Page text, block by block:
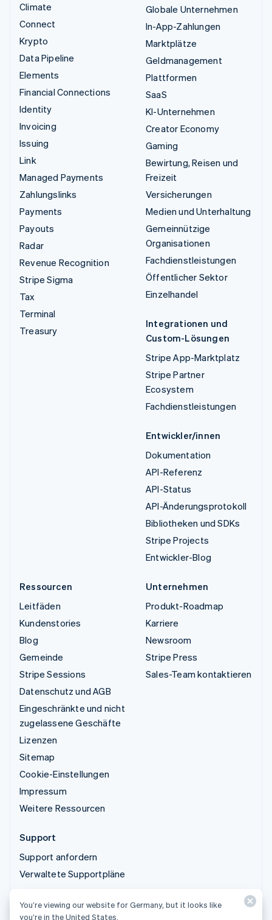
Climate
Connect
Krypto
Data Pipeline
Elements
Financial Connections
Identity
Invoicing
Issuing
Link
Managed Payments
Zahlungslinks
Payments
Payouts
Radar
Revenue Recognition
Stripe Sigma
Tax
Terminal
Treasury
Globale Unternehmen
In-App-Zahlungen
Marktplätze
Geldmanagement
Plattformen
SaaS
KI-Unternehmen
Creator Economy
Gaming
Bewirtung, Reisen und
Freizeit
Versicherungen
Medien und Unterhaltung
Gemeinnützige
Organisationen
Fachdienstleistungen
Öffentlicher Sektor
Einzelhandel
Integrationen und
Custom-Lösungen
Stripe App-Marktplatz
Stripe Partner
Ecosystem
Fachdienstleistungen
Entwickler/innen
Dokumentation
API-Referenz
API-Status
API-Änderungsprotokoll
Bibliotheken und SDKs
Stripe Projects
Entwickler-Blog
Ressourcen
Leitfäden
Kundenstories
Blog
Gemeinde
Stripe Sessions
Datenschutz und AGB
Eingeschränkte und nicht
zugelassene Geschäfte
Lizenzen
Sitemap
Cookie-Einstellungen
Impressum
Weitere Ressourcen
Unternehmen
Produkt-Roadmap
Karriere
Newsroom
Stripe Press
Sales-Team kontaktieren
Support
Support anfordern
Verwaltete Supportpläne
© 2026 Stripe, LLC
You’re viewing our website for Germany, but it looks like
you’re in the United States.